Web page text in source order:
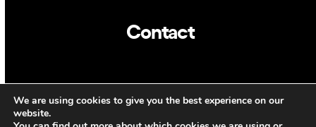
Contact
CAT ENG
We are using cookies to give you the best experience on our
website.